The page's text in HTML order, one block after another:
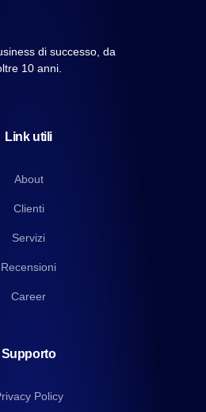
di successo, da
10 anni.
Link utili
About
Clienti
Servizi
Recensioni
Career
Supporto
Policy